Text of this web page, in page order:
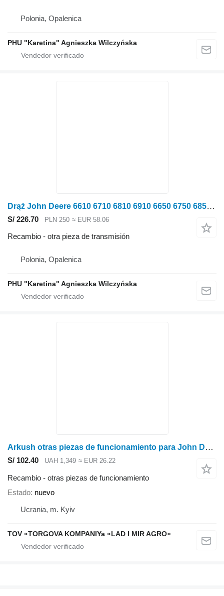
Polonia, Opalenica
PHU "Karetina" Agnieszka Wilczyńska
Drąż John Deere 6610 6710 6810 6910 6650 6750 6850 6950 7200 7300 7400 7500 Drąż para John Deere 6610 6710 6810 6910 6650 6750 6850 6950 7200 7300 7400 7500 tractor de ruedas
S/ 226.70 PLN 250 ≈ EUR 58.06
Recambio - otra pieza de transmisión
Polonia, Opalenica
PHU "Karetina" Agnieszka Wilczyńska
Arkush otras piezas de funcionamiento para John Deere 7000: 7200, 7300, 7400, 7500, 7700, 7800 tractor de ruedas
S/ 102.40 UAH 1,349 ≈ EUR 26.22
Recambio - otras piezas de funcionamiento
Estado nuevo
Ucrania, m. Kyiv
TOV «TORGOVA KOMPANIYa «LAD I MIR AGRO»